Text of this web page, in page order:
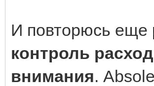
И повторюсь еще
контроль
внимания.